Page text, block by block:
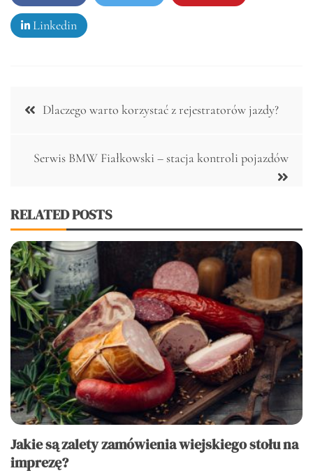
Linkedin
Nawigacja
Dlaczego warto korzystać z rejestratorów jazdy?
Serwis BMW Fiałkowski – stacja kontroli pojazdów
RELATED POSTS
Jakie są zalety zamówienia wiejskiego stołu na
imprezę?